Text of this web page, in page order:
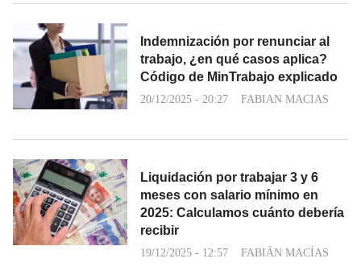
Indemnización por renunciar al
trabajo, ¿en qué casos aplica?
Código de MinTrabajo explicado
20/12/2025 - 20:27 FABIAN MACIAS
Liquidación por trabajar 3 y 6
meses con salario mínimo en
2025: Calculamos cuánto debería
recibir
19/12/2025 - 12:57 FABIÁN MACÍAS